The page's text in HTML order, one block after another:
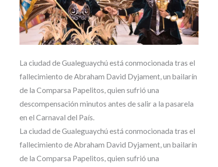
La ciudad de Gualeguaychú está conmocionada tras el
fallecimiento de Abraham David Dyjament, un bailarín
de la Comparsa Papelitos, quien sufrió una
descompensación minutos antes de salir a la pasarela
en el Carnaval del País.
La ciudad de Gualeguaychú está conmocionada tras el
fallecimiento de Abraham David Dyjament, un bailarín
de la Comparsa Papelitos, quien sufrió una